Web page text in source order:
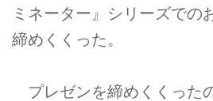
ミネーター』シリーズでの
締めくくった。
プレゼンを締めくくった